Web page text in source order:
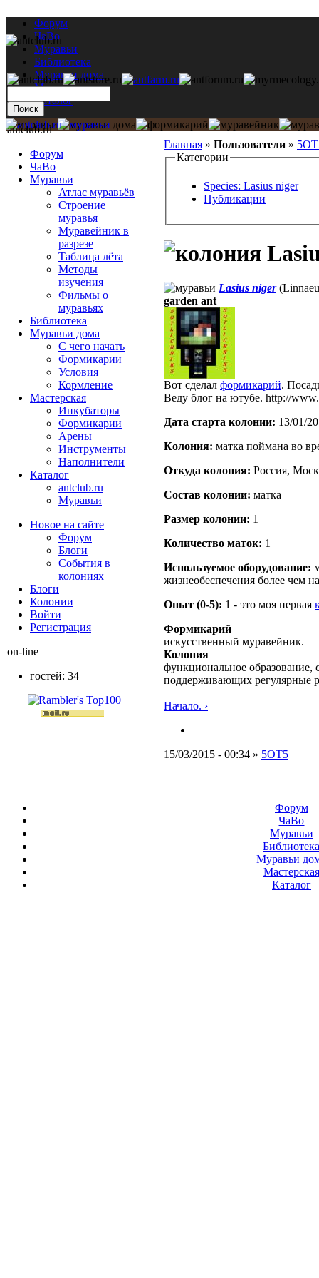
Форум
ЧаВо
Муравьи
Библиотека
Муравьи дома
Мастерская
Каталог
Главная » Пользователи »
Категории
Species: Lasius niger
Публикации
Lasius niger
garden ant
Вот сделал формикарий.
Веду блог на ютубе. http://
Дата старта кoлонии: 13/01/
Кoлония: матка поймана во
Откуда кoлония: Россия,
Состав кoлонии: матка
Размер кoлонии: 1
Количество маток: 1
Используемое оборудование:
жизнеобеспечения более чем
Опыт (0-5): 1 - это моя первая
Формикарий
искусственный муравейник.
Колония
функциональное образование,
поддерживающих регулярные
Начало. ›
15/03/2015 - 00:34 » 5ОТ5
antclub.ru
Форум
ЧаВо
Муравьи
Атлас муравьёв
Строение
муравья
Муравейник в
разрезе
Таблица лёта
Методы
изучения
Фильмы о
муравьях
Библиотека
Муравьи дома
С чего начать
Формикарии
Условия
Кормление
Мастерская
Инкубаторы
Формикарии
Арены
Инструменты
Наполнители
Каталог
antclub.ru
Муравьи
Новое на сайте
Форум
Блоги
События в
колониях
Блоги
Колонии
Войти
Peгиcтpaция
on-line
гостей: 34
Форум
ЧаВо
Муравьи
Муравьи
Мастерская
Каталог